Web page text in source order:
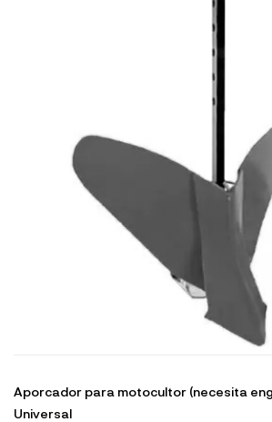
Aporcador para motocultor (necesita
Universal